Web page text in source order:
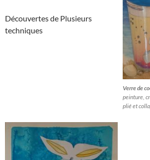
Verre de
peinture,
plié et
Découvertes de Plusieurs
techniques